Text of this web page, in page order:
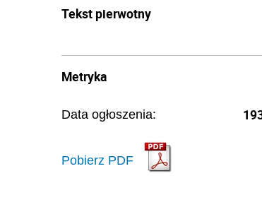
Tekst pierwotny
Metryka
Data ogłoszenia:
Pobierz PDF